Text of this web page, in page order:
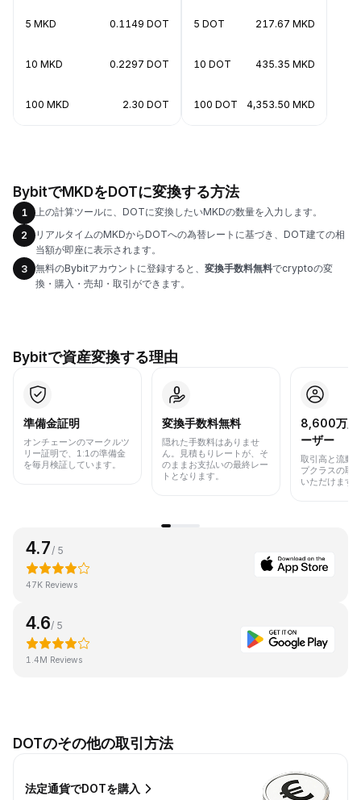
5 MKD 0.1149 DOT
10 MKD 0.2297 DOT
100 MKD 2.30 DOT
5 DOT 217.67 MKD
10 DOT 435.35 MKD
100 DOT 4,353.50 MKD
BybitでMKDをDOTに変換する方法
1
上の計算ツールに、DOTに変換したいMKDの数量を入力します。
2
リアルタイムのMKDからDOTへの為替レートに基づき、DOT建ての相
当額が即座に表示されます。
3
無料のBybitアカウントに登録すると、 変換手数料無料でcryptoの変
換・購入・売却・取引ができます。
Bybitで資産変換する理由
準備金証明
オンチェーンのマークルツ
リー証明で、1:1の準備金
を毎月検証しています。
変換手数料無料
隠れた手数料はありませ
ん。見積もりレートが、そ
のままお支払いの最終レー
トとなります。
8,600万人
ーザー
取引高と流動
プクラスの取
いただけます
4.7 / 5
47K Reviews
4.6/ 5
1.4M Reviews
DOTのその他の取引方法
法定通貨でDOTを購入